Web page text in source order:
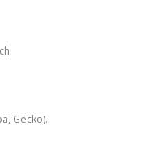
Gecko).